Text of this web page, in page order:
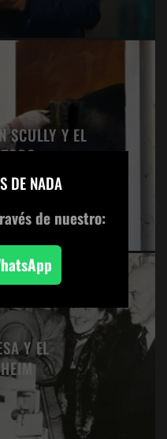
SCULLY Y EL
Y EL
DE NADA
de nuestro: